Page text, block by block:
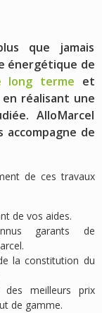
que jamais
énergétique de
long terme et
réalisant une
AlloMarcel
de
de ces travaux
de vos aides.
garants de
la constitution du
des meilleurs prix
de gamme.